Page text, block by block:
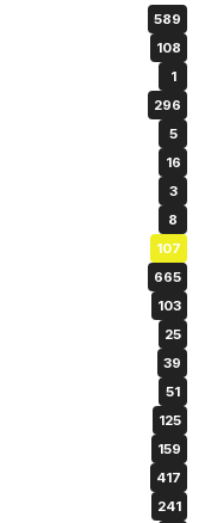
589
108
1
296
5
16
3
8
107
665
103
25
39
51
125
159
417
241